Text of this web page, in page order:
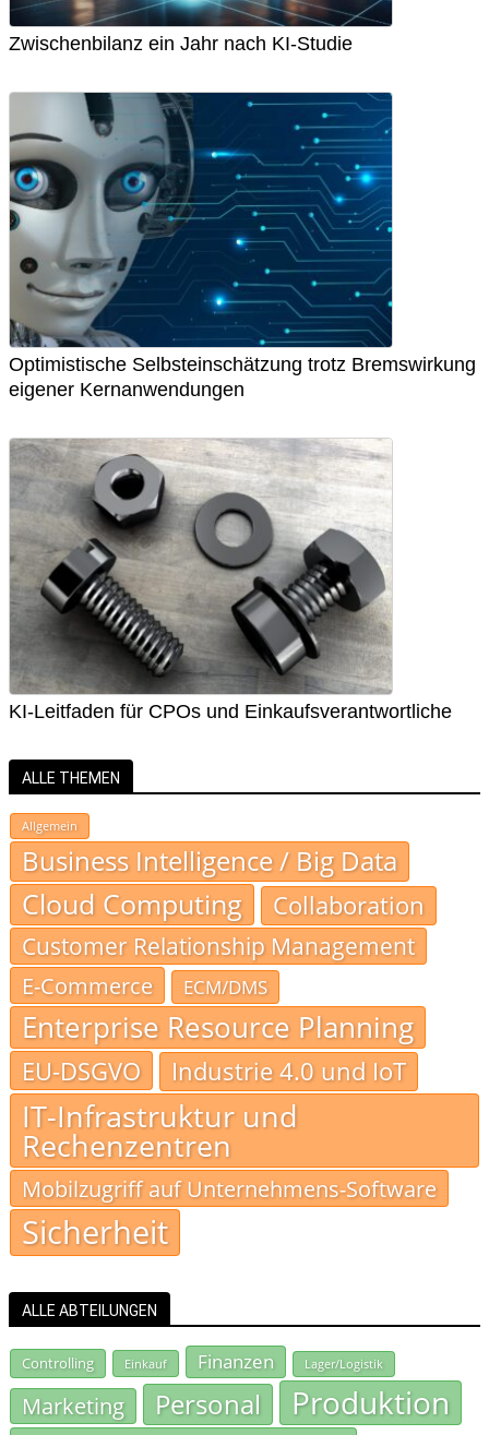
Zwischenbilanz ein Jahr nach KI-Studie
Optimistische Selbsteinschätzung trotz Bremswirkung
eigener Kernanwendungen
KI-Leitfaden für CPOs und Einkaufsverantwortliche
ALLE THEMEN
Allgemein
Business Intelligence / Big Data
Cloud Computing Collaboration
Customer Relationship Management
E-Commerce
ECM/DMS
Enterprise Resource Planning
EU-DSGVO Industrie 4.0 und IoT
IT-Infrastruktur und
Rechenzentren
Mobilzugriff auf Unternehmens-Software
Sicherheit
ALLE ABTEILUNGEN
Controlling Einkauf Finanzen Lager/Logistik
Marketing Personal Produktion